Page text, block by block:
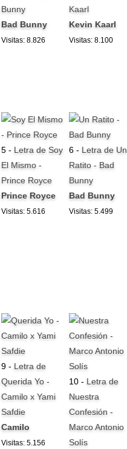
Bunny
Bad Bunny
Visitas: 8.826
Kaarl
Kevin Kaarl
Visitas: 8.100
5 - Letra de Soy
El Mismo -
Prince Royce
Prince Royce
Visitas: 5.616
6 - Letra de Un
Ratito - Bad
Bunny
Bad Bunny
Visitas: 5.499
9 - Letra de
Querida Yo -
Camilo x Yami
Safdie
Camilo
Visitas: 5.156
10 - Letra de
Nuestra
Confesión -
Marco Antonio
Solís